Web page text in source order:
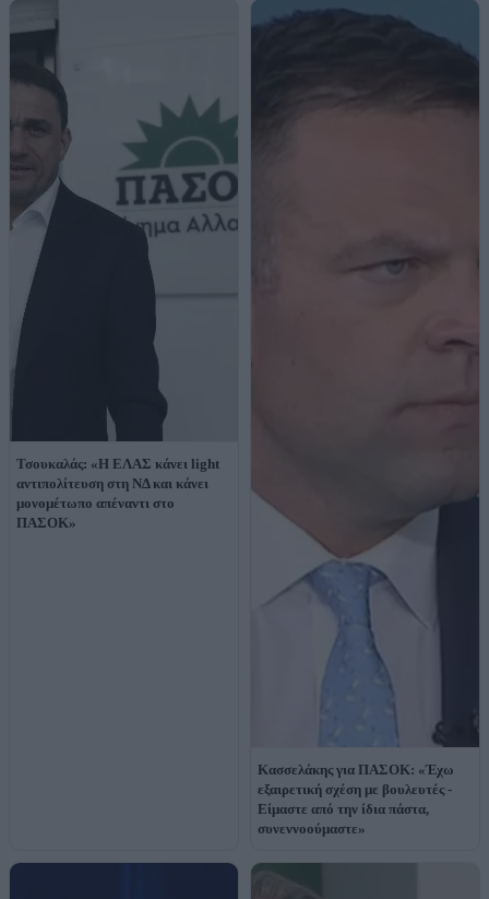
Τσουκαλάς: «Η ΕΛΑΣ κάνει light
αντιπολίτευση στη ΝΔ και κάνει
μονομέτωπο απέναντι στο
ΠΑΣΟΚ»
Κασσελάκης για ΠΑΣΟΚ: «Έχω
εξαιρετική σχέση με βουλευτές -
Είμαστε από την ίδια πάστα,
συνεννοούμαστε»